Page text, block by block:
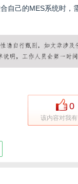
自己的MES系统时
0
该内容对我